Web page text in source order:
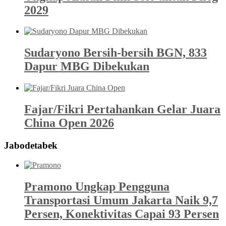
2029
Sudaryono Bersih-bersih BGN, 833
Dapur MBG Dibekukan
Fajar/Fikri Pertahankan Gelar Juara
China Open 2026
Jabodetabek
Pramono Ungkap Pengguna
Transportasi Umum Jakarta Naik 9,7
Persen, Konektivitas Capai 93 Persen